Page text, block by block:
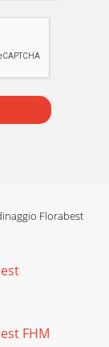
!
pièces sont
Florabest
FHM